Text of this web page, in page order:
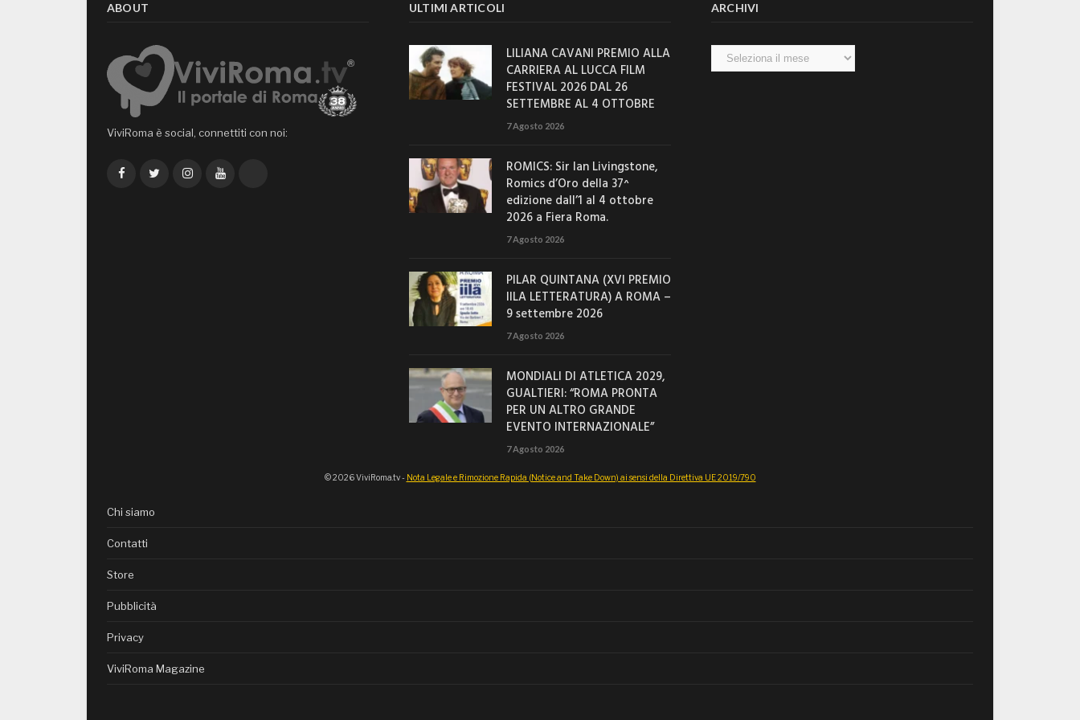
ABOUT
ViviRoma è social, connettiti con noi:
FacebookTwitterInstagramYouTube
ULTIMI ARTICOLI
LILIANA CAVANI PREMIO ALLA
CARRIERA AL LUCCA FILM
FESTIVAL 2026 DAL 26
SETTEMBRE AL 4 OTTOBRE
7 Agosto 2026
ROMICS: Sir Ian Livingstone,
Romics d’Oro della 37^
edizione dall’1 al 4 ottobre
2026 a Fiera Roma.
7 Agosto 2026
PILAR QUINTANA (XVI PREMIO
IILA LETTERATURA) A ROMA –
9 settembre 2026
7 Agosto 2026
MONDIALI DI ATLETICA 2029,
GUALTIERI: “ROMA PRONTA
PER UN ALTRO GRANDE
EVENTO INTERNAZIONALE”
7 Agosto 2026
ARCHIVI
Archivi
© 2026 ViviRoma.tv - Nota Legale e Rimozione Rapida (Notice and Take Down) ai sensi della Direttiva UE 2019/790
Chi siamo
Contatti
Store
Pubblicità
Privacy
ViviRoma Magazine